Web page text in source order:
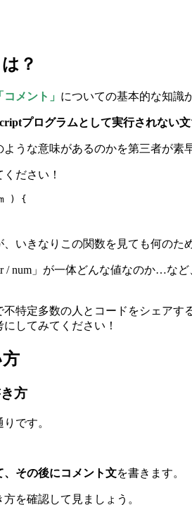
？
コメント」 についての基本的な知識
プログラムとして実行されない文
うな意味があるのかを第三者が素
ださい！
) {
いきなりこの関数を見ても何のた
/ num」が一体どんな値なのか…な
特定多数の人とコードをシェア
してみてください！
方
です。
、その後にコメント文を書きます。
を確認して見ましょう。